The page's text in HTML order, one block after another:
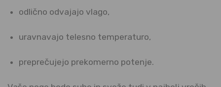
odlično odvajajo vlago,
uravnavajo telesno temperaturo,
preprečujejo prekomerno potenje.